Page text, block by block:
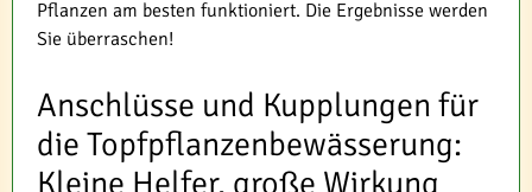
Pflanzen am besten funktioniert. Die Ergebnisse werden
Sie überraschen!
Anschlüsse und Kupplungen für
die Topfpflanzenbewässerung:
Kleine Helfer, große Wirkung